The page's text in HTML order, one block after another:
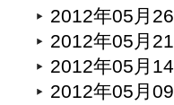
2012年05月26
2012年05月21
2012年05月14
2012年05月09